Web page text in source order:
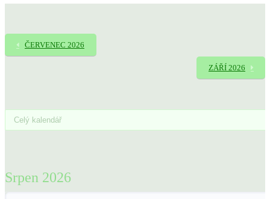
ČERVENEC 2026
ZÁŘÍ 2026
Srpen 2026